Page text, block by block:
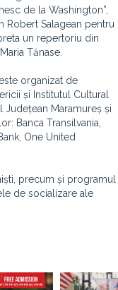
de la Washington”,
Salagean pentru
un repertoriu din
Tănase.
organizat de
și Institutul Cultural
Județean Maramureș și
Banca Transilvania,
One United
precum și programul
de socializare ale